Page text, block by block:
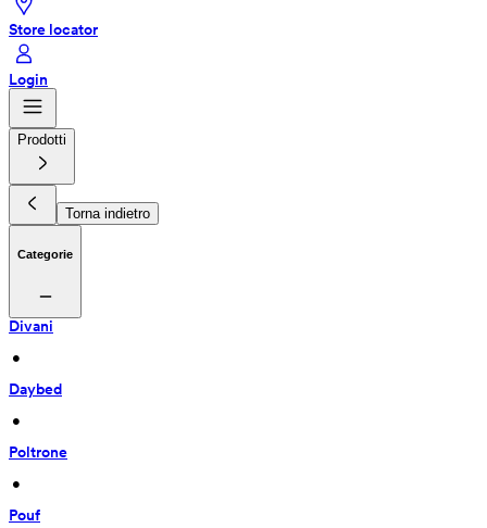
Store locator
Login
Prodotti
Torna indietro
Categorie
Divani
•
Daybed
•
Poltrone
•
Pouf